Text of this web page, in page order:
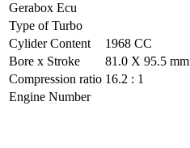
Gerabox Ecu
Type of Turbo
Cylider Content
1968 CC
Bore x Stroke
81.0 X 95.5 mm
Compression ratio 16.2 : 1
Engine Number